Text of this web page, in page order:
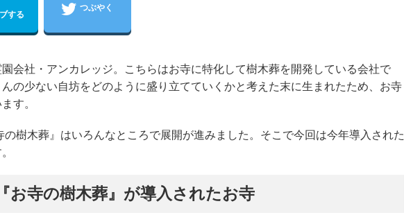
する
つぶやく
会社・アンカレッジ。こちらはお寺に特化して樹木葬を開発している会社で
の少ない自坊をどのように盛り立てていくかと考えた末に生まれたため、お寺
す。
樹木葬』はいろんなところで展開が進みました。そこで今回は今年導入された
お寺の樹木葬』が導入されたお寺